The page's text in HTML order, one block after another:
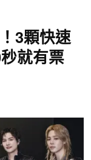
3顆快速
就有票